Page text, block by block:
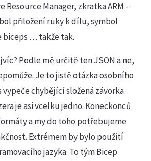
Resource Manager, zkratka ARM -
přiložení ruky k dílu, symbol
biceps … takže tak.
Podle mě určitě ten JSON a ne,
Je to jistě otázka osobního
chybějící složená závorka
je asi vcelku jedno. Koneckonců
a my do toho potřebujeme
Extrémem by bylo použití
jazyka. To tým Bicep